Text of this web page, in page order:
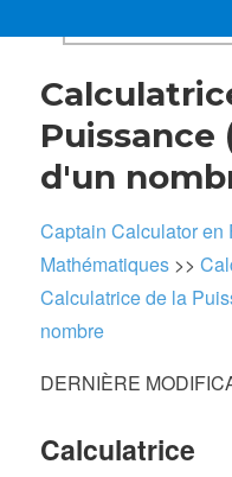
Puissance
d'un
Captain Calculator en
Mathématiques >>
Calculatrice de la
nombre
DERNIÈRE
Calculatrice